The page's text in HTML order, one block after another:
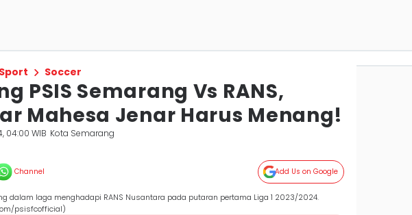
Sport Soccer
PSIS Semarang Vs RANS,
Mahesa Jenar Harus Menang!
04:00 WIB Kota Semarang
Channel Add Us on Google
dalam laga menghadapi RANS Nusantara pada putaran pertama Liga 1 2023/2024.
psisfcofficial)